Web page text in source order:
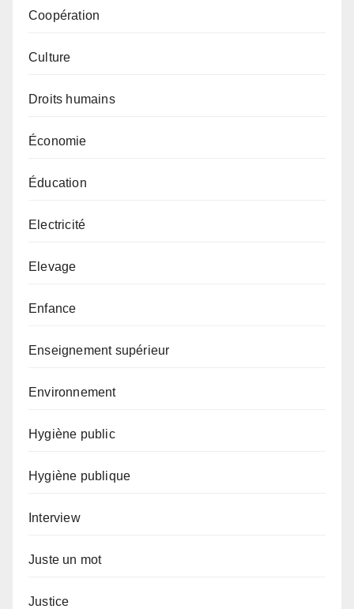
Coopération
Culture
Droits humains
Économie
Éducation
Electricité
Elevage
Enfance
Enseignement supérieur
Environnement
Hygiène public
Hygiène publique
Interview
Juste un mot
Justice